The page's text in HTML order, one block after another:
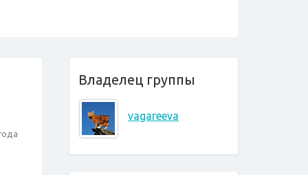
Владелец группы
vagareeva